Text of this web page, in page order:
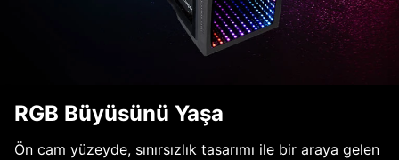
RGB Büyüsünü Yaşa
Ön cam yüzeyde, sınırsızlık tasarımı ile bir araya gelen